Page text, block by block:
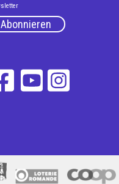
Abonnieren